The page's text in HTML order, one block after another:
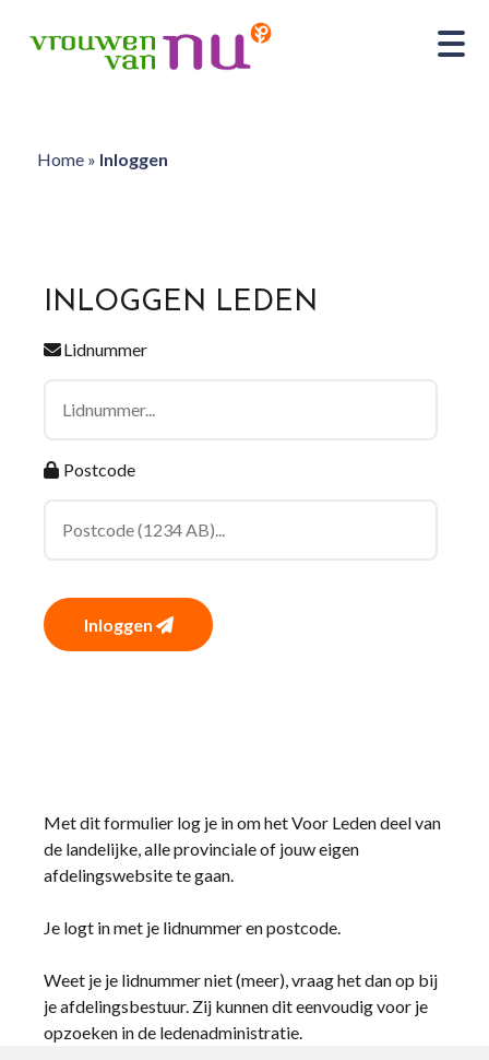
Home» Inloggen
INLOGGEN LEDEN
Lidnummer
Postcode
Inloggen
Met dit formulier log je in om het Voor Leden deel van
de landelijke, alle provinciale of jouw eigen
afdelingswebsite te gaan.
Je logt in met je lidnummer en postcode.
Weet je je lidnummer niet (meer), vraag het dan op bij
je afdelingsbestuur. Zij kunnen dit eenvoudig voor je
opzoeken in de ledenadministratie.